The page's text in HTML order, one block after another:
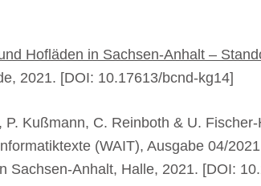
Hofläden in Sachsen-Anhalt –
2021. [DOI: 10.17613/bcnd-kg14]
P. Kußmann, C. Reinboth & U.
(WAIT), Ausgabe 04/
Sachsen-Anhalt, Halle, 2021. [DOI: